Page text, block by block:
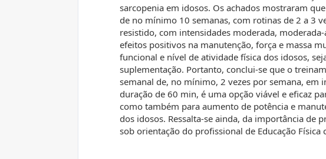
sarcopenia em idosos. Os achados mostraram
de no mínimo 10 semanas, com rotinas de 2 a 3
resistido, com intensidades moderada,
efeitos positivos na manutenção, força e massa
funcional e nível de atividade física dos idosos,
suplementação. Portanto, conclui-se que o
semanal de, no mínimo, 2 vezes por semana, em
duração de 60 min, é uma opção viável e eficaz
como também para aumento de potência e
dos idosos. Ressalta-se ainda, da importância de
sob orientação do profissional de Educação Física